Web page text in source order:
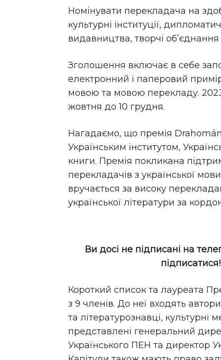
Номінувати перекладача на
культурні інституції,
видавництва, творчі
Зголошення включає в себе
електронний і паперовий
мовою та мовою перекладу.
жовтня до 10 грудня.
Нагадаємо, що премія
Українським інститутом,
книги. Премія покликана
перекладачів з української
вручається за високу
української літератури за
Ви досі не підписані на
підписатися!
Короткий список та лауреата
з 9 членів. До неї входять
та літературознавці,
представлені генеральний
Українського ПЕН та директор